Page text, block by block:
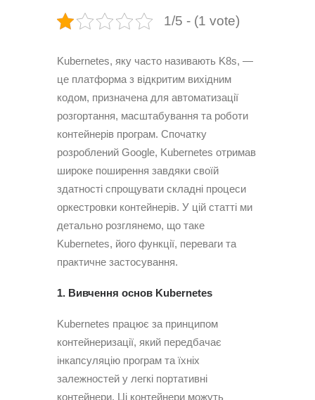
1/5 - (1 vote)
Kubernetes, яку часто називають K8s, —
це платформа з відкритим вихідним
кодом, призначена для автоматизації
розгортання, масштабування та роботи
контейнерів програм. Спочатку
розроблений Google, Kubernetes отримав
широке поширення завдяки своїй
здатності спрощувати складні процеси
оркестровки контейнерів. У цій статті ми
детально розглянемо, що таке
Kubernetes, його функції, переваги та
практичне застосування.
1. Вивчення основ Kubernetes
Kubernetes працює за принципом
контейнеризації, який передбачає
інкапсуляцію програм та їхніх
залежностей у легкі портативні
контейнери. Ці контейнери можуть